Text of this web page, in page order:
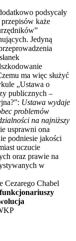
podsycały
każe
Jedyną
ma więc służyć
„Ustawa o
publicznych –
Ustawa wydaje
problemów
na najniższy
usprawni ona
podniesie jakości
uczucie
oraz prawie na
w
Cezarego Chabel